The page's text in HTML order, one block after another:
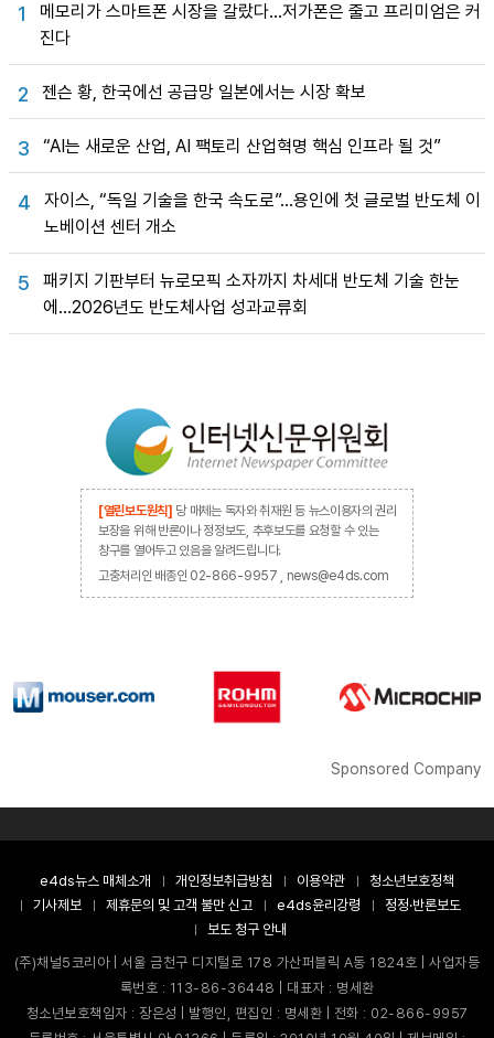
1
메모리가 스마트폰 시장을 갈랐다…저가폰은 줄고 프리미엄은 커
진다
2 젠슨 황, 한국에선 공급망 일본에서는 시장 확보
3 “AI는 새로운 산업, AI 팩토리 산업혁명 핵심 인프라 될 것”
4
자이스, “독일 기술을 한국 속도로”…용인에 첫 글로벌 반도체 이
노베이션 센터 개소
5
패키지 기판부터 뉴로모픽 소자까지 차세대 반도체 기술 한눈
에…2026년도 반도체사업 성과교류회
[열린보도원칙] 당 매체는 독자와 취재원 등 뉴스이용자의 권리
보장을 위해 반론이나 정정보도, 추후보도를 요청할 수 있는
창구를 열어두고 있음을 알려드립니다.
고충처리인 배종인 02-866-9957 , news@e4ds.com
Sponsored Company
e4ds뉴스 매체소개 개인정보취급방침 이용약관
청소년보호정책
기사제보
제휴문의 및 고객 불만 신고 e4ds윤리강령
정정·반론보도
보도 청구 안내
(주)채널5코리아 | 서울 금천구 디지털로 178 가산퍼블릭 A동 1824호 | 사업자등
록번호 : 113-86-36448 | 대표자 : 명세환
청소년보호책임자 : 장은성 | 발행인, 편집인 : 명세환 | 전화 : 02-866-9957